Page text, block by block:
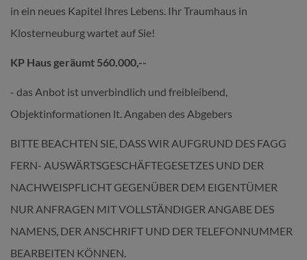
in ein neues Kapitel Ihres Lebens. Ihr Traumhaus in
Klosterneuburg wartet auf Sie!
KP Haus geräumt 560.000,--
- das Anbot ist unverbindlich und freibleibend,
Objektinformationen lt. Angaben des Abgebers
BITTE BEACHTEN SIE, DASS WIR AUFGRUND DES FAGG
FERN- AUSWÄRTSGESCHÄFTEGESETZES UND DER
NACHWEISPFLICHT GEGENÜBER DEM EIGENTÜMER
NUR ANFRAGEN MIT VOLLSTÄNDIGER ANGABE DES
NAMENS, DER ANSCHRIFT UND DER TELEFONNUMMER
BEARBEITEN KÖNNEN.